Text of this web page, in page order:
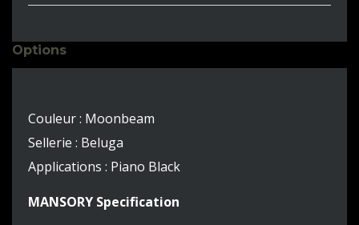
Options
Couleur : Moonbeam
Sellerie : Beluga
Applications : Piano Black
MANSORY Specification